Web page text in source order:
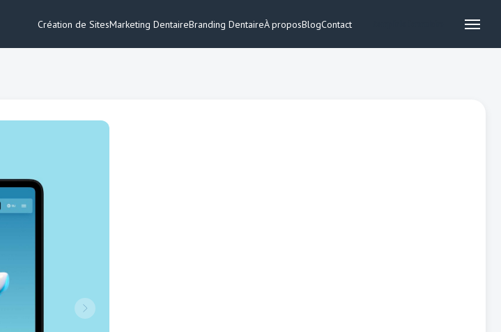
Création de SitesMarketing DentaireBranding DentaireÀ proposBlogContact